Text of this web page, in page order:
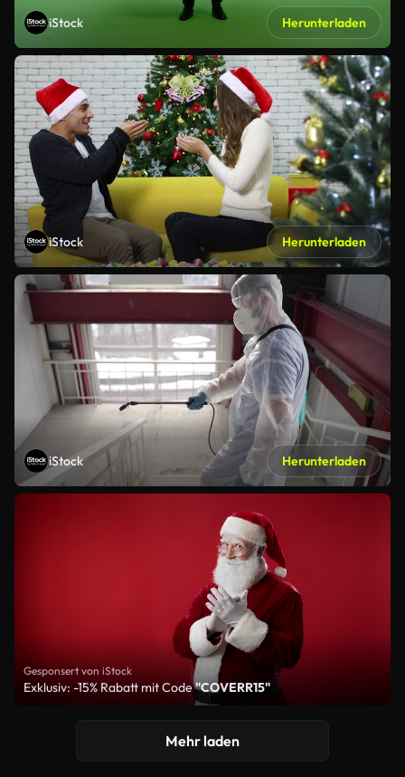
iStock Herunterladen
iStock Herunterladen
iStock Herunterladen
Gesponsert von iStock
Exklusiv: -15% Rabatt mit Code"COVERR15"
Mehr laden